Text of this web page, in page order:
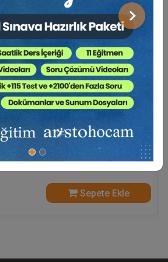
Sonraki
- V. İş Hukuku Kongresi -
Kaydı
Sepete Ekle